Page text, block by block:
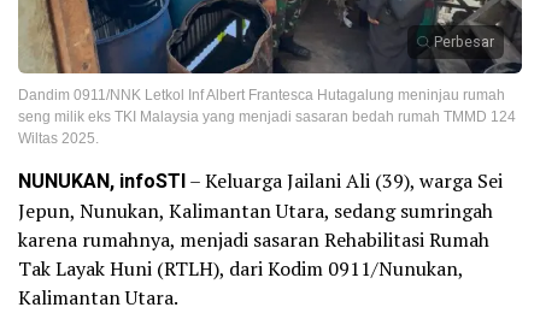
Perbesar
Dandim 0911/NNK Letkol Inf Albert Frantesca Hutagalung meninjau rumah
seng milik eks TKI Malaysia yang menjadi sasaran bedah rumah TMMD 124
Wiltas 2025.
NUNUKAN, infoSTI– Keluarga Jailani Ali (39), warga Sei
Jepun, Nunukan, Kalimantan Utara, sedang sumringah
karena rumahnya, menjadi sasaran Rehabilitasi Rumah
Tak Layak Huni (RTLH), dari Kodim 0911/Nunukan,
Kalimantan Utara.